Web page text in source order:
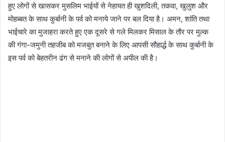
हुए लोगों से खासकर मुसलिम भाईयों से नेहायत ही खुशदिली, तकवा, खुलुश और
मोहब्बत के साथ कुर्बानी के पर्व को मनाये जाने पर बल दिया है। अमन, शांति तथा
भाईचारे का मुजाहरा करते हुए एक दूसरे से गले मिलकर मिसाल के तौर पर मुल्क
की गंगा-जमुनी तहजीब को मजबुत बनाने के लिए आपसी सौहार्द्ध के साथ कुर्बानी के
इस पर्व को बेहतरीन ढंग से मनाने की लोगों से अपील की है।